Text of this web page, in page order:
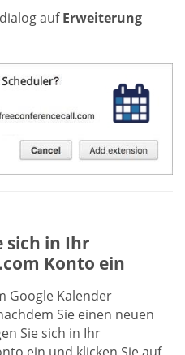
aufErweiterung
sich in Ihr
Konto ein
Google Kalender
Sie einen neuen
Sie sich in Ihr